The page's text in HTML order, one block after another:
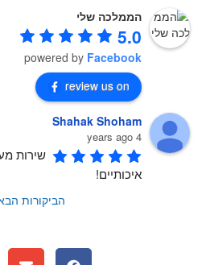
איסוף עצמי חולון חינם (בתאום מראש)
עד 10 תשלומים ללא ריבית
רכישה ללא חשש בתקן אבטחה 1 PCI Level
הממלכה שלי
5.0
powered byFacebook
review us on